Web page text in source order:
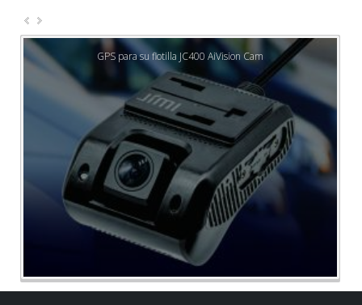
GPS para su flotilla JC400 AiVision Cam